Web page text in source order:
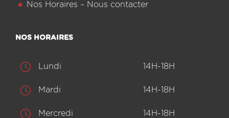
Nos Horaires – Nous contacter
NOS HORAIRES
Lundi 14H-18H
Mardi 14H-18H
Mercredi 14H-18H